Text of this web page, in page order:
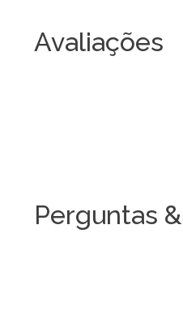
Avaliações
Perguntas